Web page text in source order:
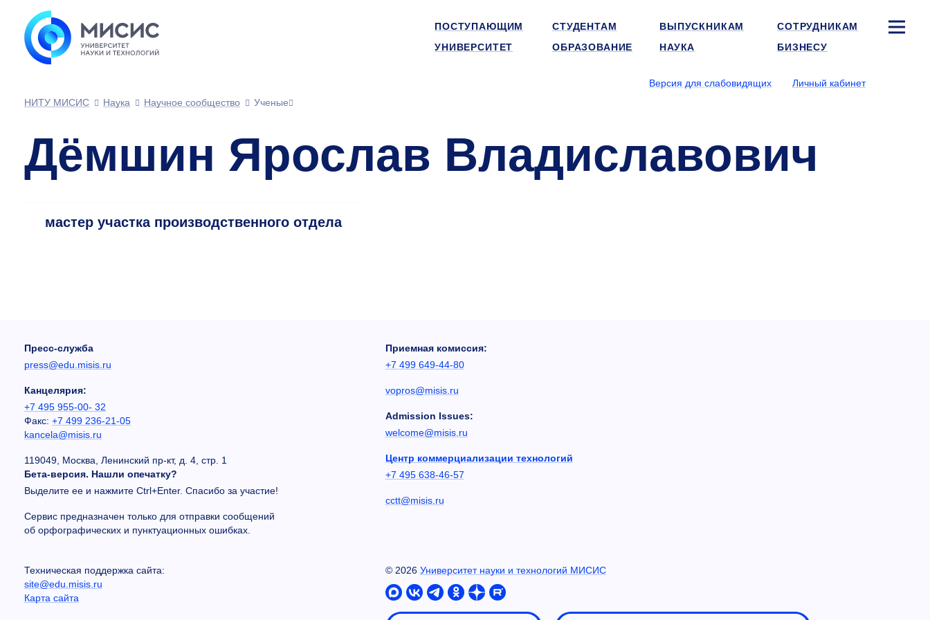
ПОСТУПАЮЩИМ СТУДЕНТАМ ВЫПУСКНИКАМ
СОТРУДНИКАМ
УНИВЕРСИТЕТ
ОБРАЗОВАНИЕ НАУКА БИЗНЕСУ
Версия для слабовидящих
Личный кабинет
НИТУ МИСИС
Наука Научное сообщество Ученые
Дёмшин Ярослав Владиславович
мастер участка производственного отдела
Пресс-служба
press@edu.misis.ru
Канцелярия:
+7 495 955-00- 32
Факс: +7 499 236-21-05
kancela@misis.ru
119049, Москва, Ленинский пр-кт, д. 4, стр. 1
Бета-версия. Нашли опечатку?
Выделите ее и нажмите Ctrl+Enter. Спасибо за участие!
Сервис предназначен только для отправки сообщений
об орфографических и пунктуационных ошибках.
Приемная комиссия:
+7 499 649-44-80
vopros@misis.ru
Admission Issues:
welcome@misis.ru
Центр коммерциализации технологий
+7 495 638-46-57
cctt@misis.ru
Техническая поддержка сайта:
site@edu.misis.ru
Карта сайта
© 2026 Университет науки и технологий МИСИС